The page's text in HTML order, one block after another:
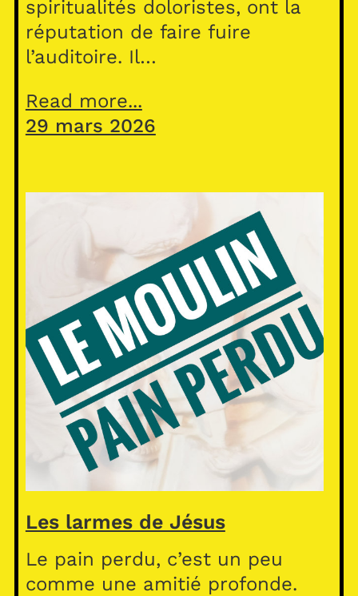
spiritualités doloristes, ont la
réputation de faire fuire
l’auditoire. Il…
Read more...
29 mars 2026
Les larmes de Jésus
Le pain perdu, c’est un peu
comme une amitié profonde.